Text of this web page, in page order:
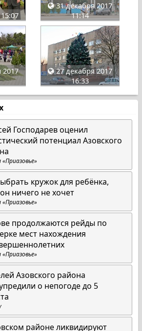
31 декабря 2017
11:14
2017
27 декабря 2017
16:33
Господарев оценил
потенциал Азовского
кружок для ребёнка,
ничего не хочет
продолжаются рейды по
мест нахождения
Азовского района
о непогоде до 5
районе ликвидируют